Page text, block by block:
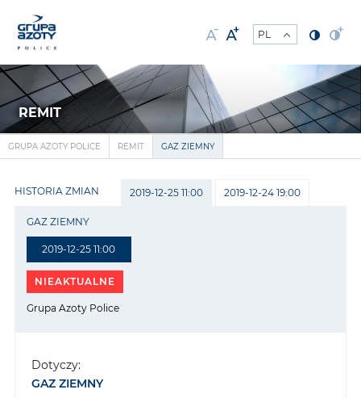
REMIT
GRUPA AZOTY POLICE REMIT GAZ ZIEMNY
HISTORIA ZMIAN 2019-12-25 11:00 2019-12-24 19:00
2019-12-25 11:00
GAZ ZIEMNY
NIEAKTUALNE
Grupa Azoty Police
Dotyczy:
GAZ ZIEMNY